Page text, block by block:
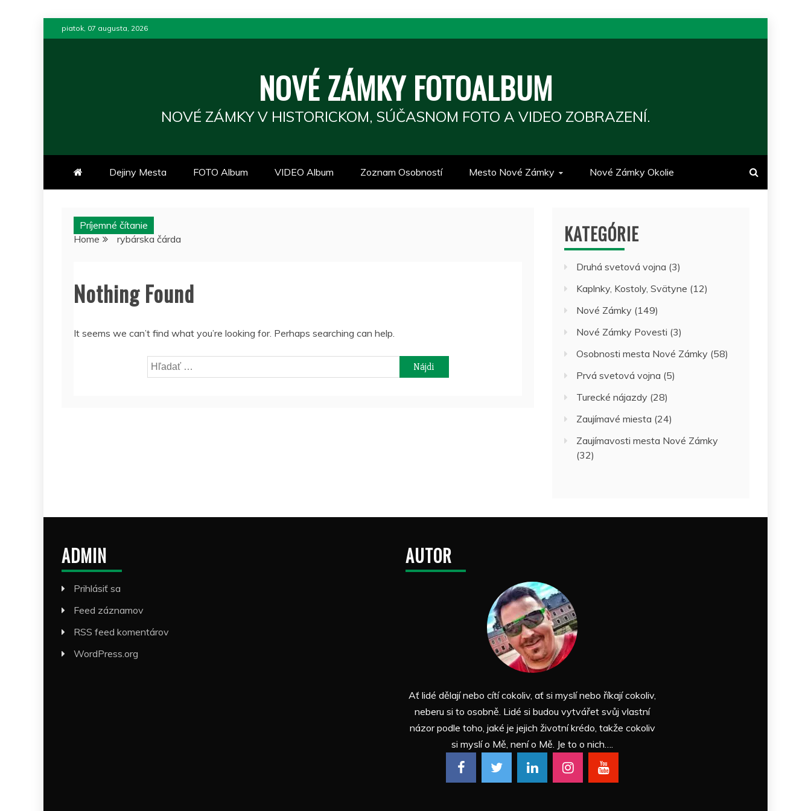
to
piatok, 07 augusta, 2026
NOVÉ ZÁMKY FOTOALBUM
NOVÉ ZÁMKY V HISTORICKOM, SÚČASNOM FOTO A VIDEO ZOBRAZENÍ.
Dejiny Mesta FOTO Album VIDEO Album Zoznam Osobností Mesto Nové Zámky Nové Zámky Okolie
Príjemné čítanie
Home
rybárska čárda
Nothing Found
It seems we can’t find what you’re looking for. Perhaps searching can help.
Hľadať:
KATEGÓRIE
Druhá svetová vojna (3)
Kaplnky, Kostoly, Svätyne (12)
Nové Zámky (149)
Nové Zámky Povesti (3)
Osobnosti mesta Nové Zámky (58)
Prvá svetová vojna (5)
Turecké nájazdy (28)
Zaujímavé miesta (24)
Zaujímavosti mesta Nové Zámky
(32)
ADMIN
Prihlásiť sa
Feed záznamov
RSS feed komentárov
WordPress.org
AUTOR
Ať lidé dělají nebo cítí cokoliv, ať si myslí nebo říkají cokoliv,
neberu si to osobně. Lidé si budou vytvářet svůj vlastní
názor podle toho, jaké je jejich životní krédo, takže cokoliv
si myslí o Mě, není o Mě. Je to o nich….